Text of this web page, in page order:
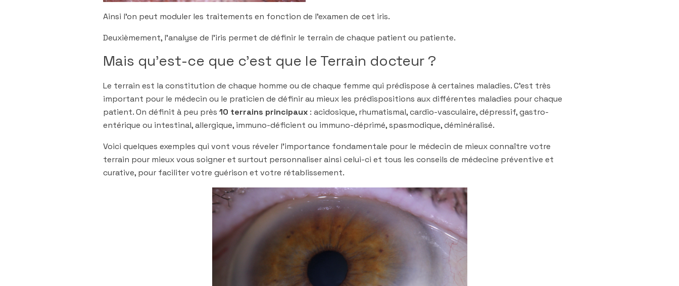
Ainsi l’on peut moduler les traitements en fonction de l’examen de cet iris.
Deuxièmement, l’analyse de l’iris permet de définir le terrain de chaque patient ou patiente.
Mais qu’est-ce que c’est que le Terrain docteur ?
Le terrain est la constitution de chaque homme ou de chaque femme qui prédispose à certaines maladies. C’est très
important pour le médecin ou le praticien de définir au mieux les prédispositions aux différentes maladies pour chaque
patient. On définit à peu près 10 terrains principaux : acidosique, rhumatismal, cardio-vasculaire, dépressif, gastro-
entérique ou intestinal, allergique, immuno-déficient ou immuno-déprimé, spasmodique, déminéralisé.
Voici quelques exemples qui vont vous réveler l’importance fondamentale pour le médecin de mieux connaître votre
terrain pour mieux vous soigner et surtout personnaliser ainsi celui-ci et tous les conseils de médecine préventive et
curative, pour faciliter votre guérison et votre rétablissement.